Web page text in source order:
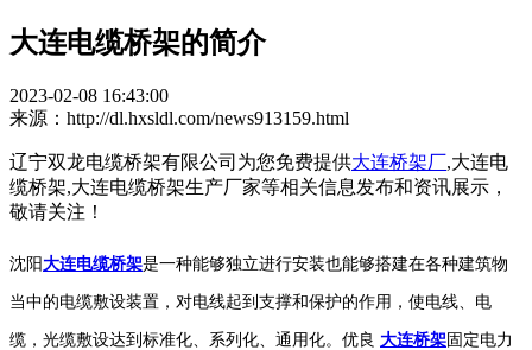
大连电缆桥架的简介
2023-02-08 16:43:00
来源：http://dl.hxsldl.com/news913159.html
辽宁双龙电缆桥架有限公司为您免费提供大连桥架厂,大连电
缆桥架,大连电缆桥架生产厂家等相关信息发布和资讯展示，
敬请关注！
沈阳大连电缆桥架是一种能够独立进行安装也能够搭建在各种建筑物
当中的电缆敷设装置，对电线起到支撑和保护的作用，使电线、电
缆，光缆敷设达到标准化、系列化、通用化。优良 大连桥架固定电力